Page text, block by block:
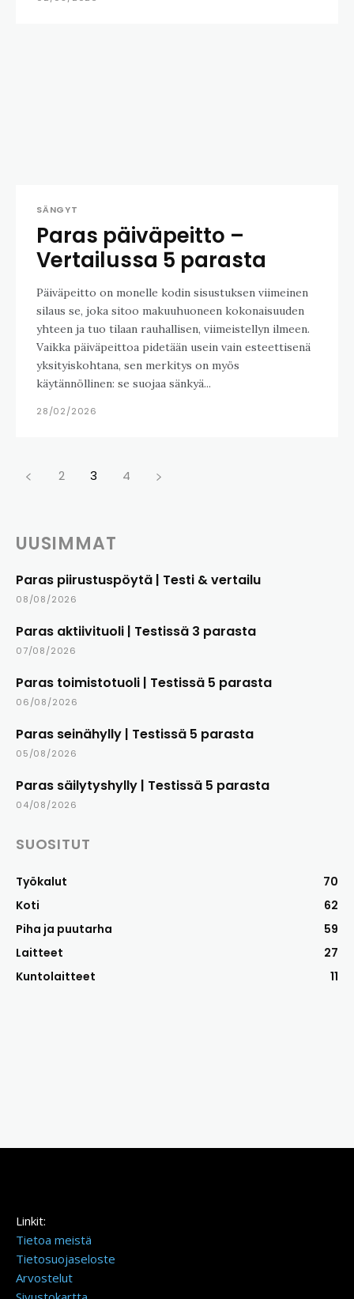
SÄNGYT
Paras päiväpeitto –
Vertailussa 5 parasta
Päiväpeitto on monelle kodin sisustuksen viimeinen
silaus se, joka sitoo makuuhuoneen kokonaisuuden
yhteen ja tuo tilaan rauhallisen, viimeistellyn ilmeen.
Vaikka päiväpeittoa pidetään usein vain esteettisenä
yksityiskohtana, sen merkitys on myös
käytännöllinen: se suojaa sänkyä...
28/02/2026
2 3 4
UUSIMMAT
Paras piirustuspöytä | Testi & vertailu
08/08/2026
Paras aktiivituoli | Testissä 3 parasta
07/08/2026
Paras toimistotuoli | Testissä 5 parasta
06/08/2026
Paras seinähylly | Testissä 5 parasta
05/08/2026
Paras säilytyshylly | Testissä 5 parasta
04/08/2026
SUOSITUT
Työkalut
70
Koti
62
Piha ja puutarha
59
Laitteet
27
Kuntolaitteet
11
Linkit:
Tietoa meistä
Tietosuojaseloste
Arvostelut